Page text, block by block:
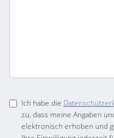
Ich habe die
zu, dass meine Angaben
elektronisch erhoben und